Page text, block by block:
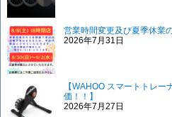
営業時間変更及び夏季休業
2026年7月31日
【WAHOO スマートトレ
価！！】
2026年7月27日